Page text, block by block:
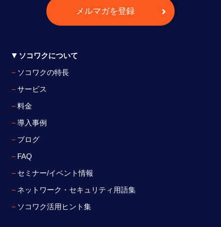
メルマガを登録
ソコワクについて
ソコワクの特長
サービス
料金
導入事例
ブログ
FAQ
セミナー/イベント情報
ネットワーク・セキュリティ用語集
ソコワク活用ヒント集